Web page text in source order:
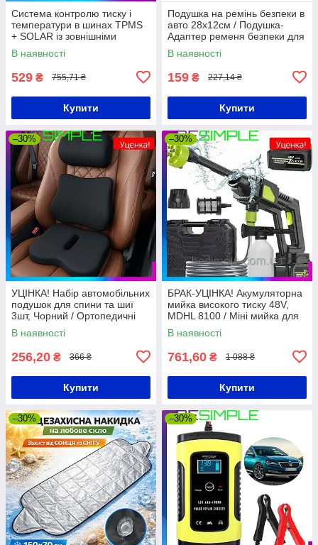
Система контролю тиску і
температури в шинах TPMS
+ SOLAR із зовнішніми
датчиками і сонячною
панеллю
В наявності
529 ₴ 755,71 ₴
Купити
Подушка на ремінь безпеки в
авто 28х12см / Подушка-
Адаптер ременя безпеки для
дітей
В наявності
159 ₴ 227,14 ₴
Купити
–30%
УЦІНКА! Набір автомобільних
подушок для спини та шиї
3шт, Чорний / Ортопедичні
подушки для водія / Подушка
для попереку
В наявності
256,20 ₴ 366 ₴
Купити
–30%
БРАК-УЦІНКА! Акумуляторна
мийка високого тиску 48V,
MDHL 8100 / Міні мийка для
авто / Пістолет для миття
авто
В наявності
761,60 ₴ 1 088 ₴
Купити
–30% –30%